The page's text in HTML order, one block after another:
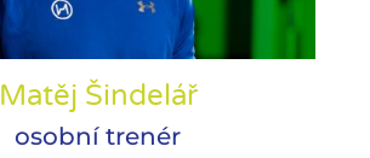
Matěj Šindelář
osobní trenér